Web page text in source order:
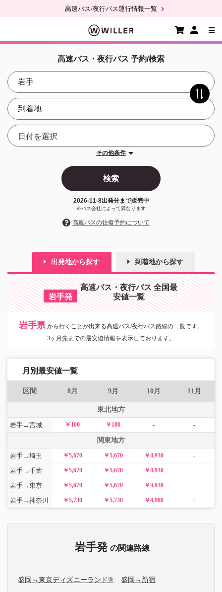
高速バス/夜行バス運行情報一覧
高速バス・夜行バス 予約/検索
その他条件
検索
2026-11-8出発分まで販売中
※バス会社によって異なります
高速バスの往復予約について
出発地から探す 到着地から探す
岩手発
高速バス・夜行バス 全国最
安値一覧
岩手県 から行くことが出来る高速バス/夜行バス路線の一覧です。
3ヶ月先までの最安値情報を表示しております。
月別最安値一覧
区間 8月 9月 10月 11月
東北地方
岩手→宮城 ￥100 ￥100 - -
関東地方
岩手→埼玉 ￥5,670 ￥5,670 ￥4,930 -
岩手→千葉 ￥5,670 ￥5,670 ￥4,930 -
岩手→東京 ￥5,670 ￥5,670 ￥4,930 -
岩手→神奈川 ￥5,730 ￥5,730 ￥4,980 -
岩手発 の関連路線
盛岡→東京ディズニーランド® 盛岡→新宿